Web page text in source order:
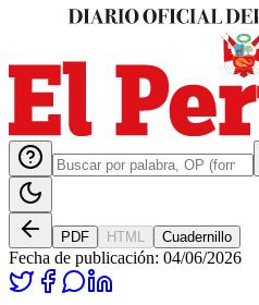
PDF HTML Cuadernillo
Fecha de publicación: 04/06/2026